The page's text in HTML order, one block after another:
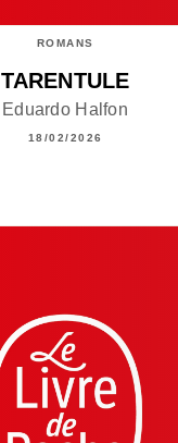
ROMANS
TARENTULE
Eduardo Halfon
18/02/2026